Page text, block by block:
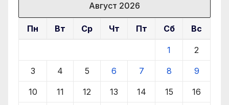
Август 2026
Пн Вт Ср Чт Пт Сб Вс
1 2
3 4 5 6 7 8 9
10 11 12 13 14 15 16